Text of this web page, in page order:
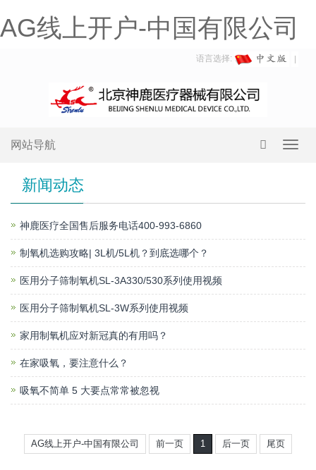
AG线上开户-中国有限公司
语言选择:
网站导航
新闻动态
神鹿医疗全国售后服务电话400-993-6860
制氧机选购攻略| 3L机/5L机？到底选哪个？
医用分子筛制氧机SL-3A330/530系列使用视频
医用分子筛制氧机SL-3W系列使用视频
家用制氧机应对新冠真的有用吗？
在家吸氧，要注意什么？
吸氧不简单 5 大要点常常被忽视
AG线上开户-中国有限公司 前一页 1 后一页 尾页